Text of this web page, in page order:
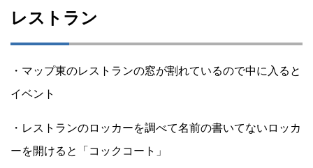
レストラン
・マップ東のレストランの窓が割れているので中に入ると
イベント
・レストランのロッカーを調べて名前の書いてないロッカ
ーを開けると「コックコート」